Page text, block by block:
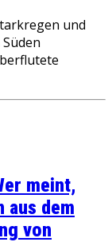
und
meint,
aus dem
von